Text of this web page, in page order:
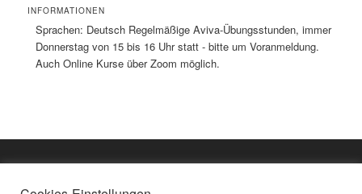
INFORMATIONEN
Sprachen: Deutsch Regelmäßige Aviva-Übungsstunden, immer
Donnerstag von 15 bis 16 Uhr statt - bitte um Voranmeldung.
Auch Online Kurse über Zoom möglich.